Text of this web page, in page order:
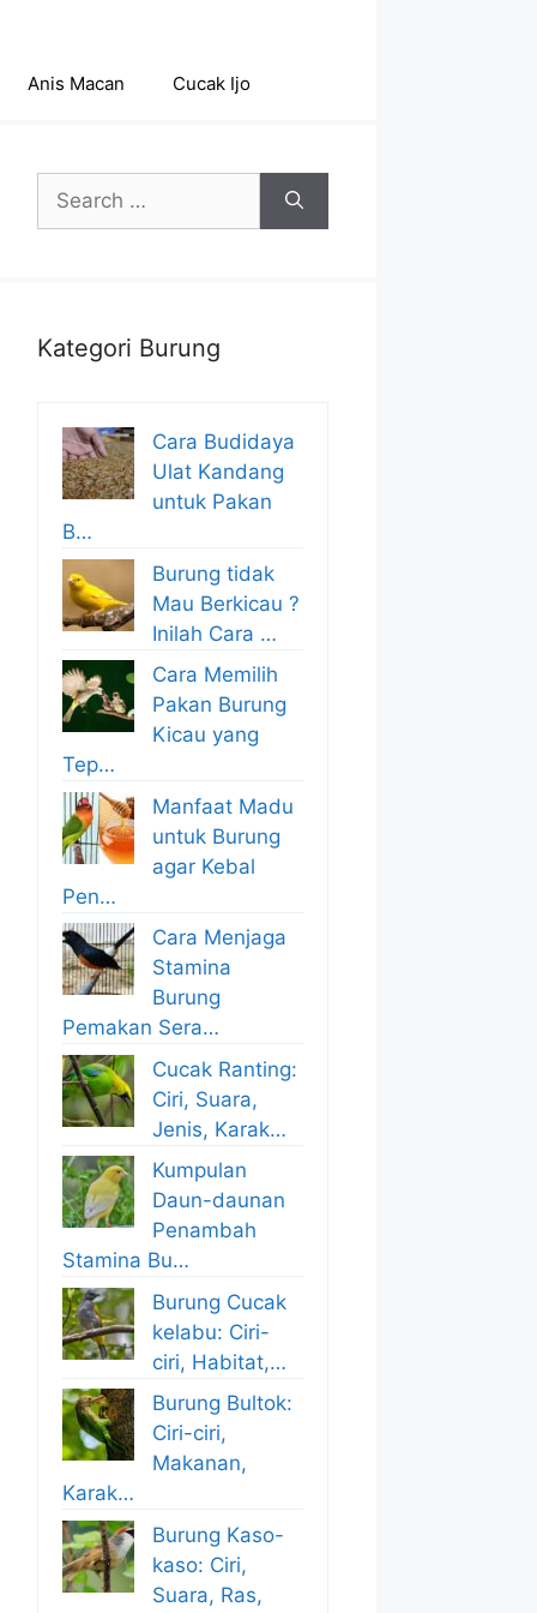
Anis Macan Cucak Ijo
Search
for:
Kategori Burung
Cara Budidaya
Ulat Kandang
untuk Pakan
B…
Burung tidak
Mau Berkicau ?
Inilah Cara …
Cara Memilih
Pakan Burung
Kicau yang
Tep…
Manfaat Madu
untuk Burung
agar Kebal
Pen…
Cara Menjaga
Stamina
Burung
Pemakan Sera…
Cucak Ranting:
Ciri, Suara,
Jenis, Karak…
Kumpulan
Daun-daunan
Penambah
Stamina Bu…
Burung Cucak
kelabu: Ciri-
ciri, Habitat,…
Burung Bultok:
Ciri-ciri,
Makanan,
Karak…
Burung Kaso-
kaso: Ciri,
Suara, Ras,